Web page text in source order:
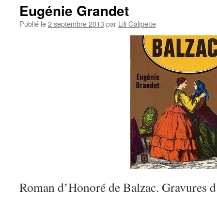
Eugénie Grandet
Publié le2 septembre 2013 par Lili Galipette
Roman d’Honoré de Balzac. Gravures